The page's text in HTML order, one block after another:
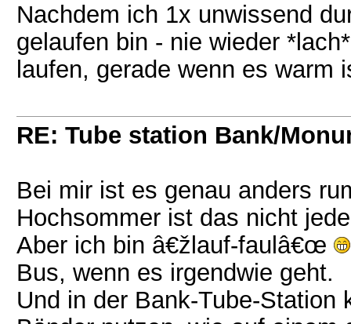
Nachdem ich 1x unwissend
gelaufen bin - nie wieder
laufen, gerade wenn es warm
RE: Tube station Bank/
Bei mir ist es genau anders
Hochsommer ist das nicht
Aber ich bin â€žlauf-faulâ€œ
Bus, wenn es irgendwie geht.
Und in der Bank-Tube-Station